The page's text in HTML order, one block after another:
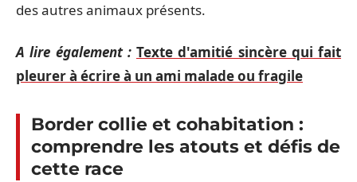
des autres animaux présents.
A lire également : Texte d'amitié sincère qui fait
pleurer à écrire à un ami malade ou fragile
Border collie et cohabitation :
comprendre les atouts et défis de
cette race